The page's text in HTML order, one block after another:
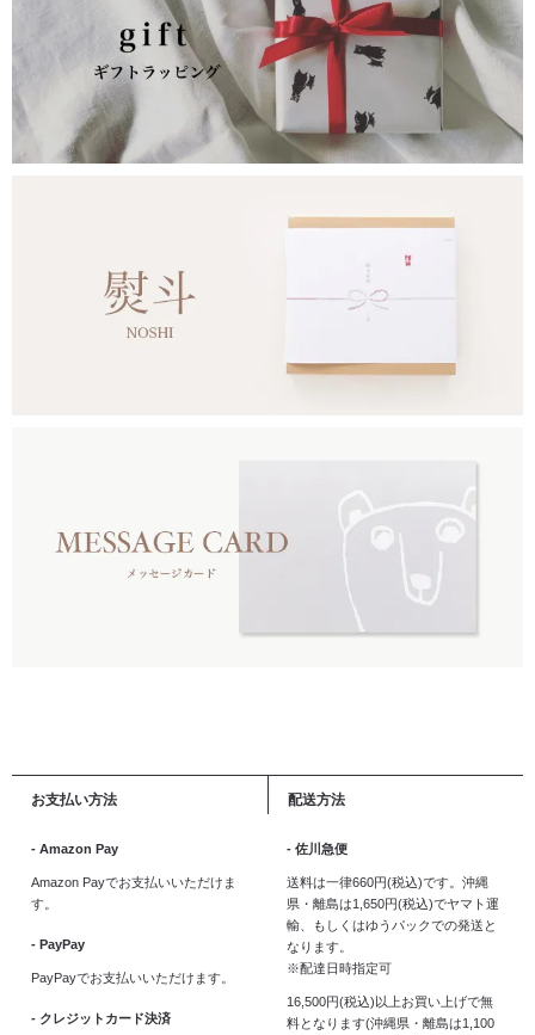
お支払い方法
- Amazon Pay
Amazon Payでお支払いいただけま
す。
- PayPay
PayPayでお支払いいただけます。
- クレジットカード決済
配送方法
- 佐川急便
送料は一律660円(税込)です。沖縄
県・離島は1,650円(税込)でヤマト運
輸、もしくはゆうパックでの発送と
なります。
※配達日時指定可
16,500円(税込)以上お買い上げで無
料となります(沖縄県・離島は1,100